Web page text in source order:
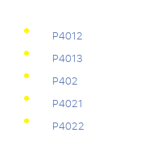
Р4012
Р4013
Р402
Р4021
Р4022